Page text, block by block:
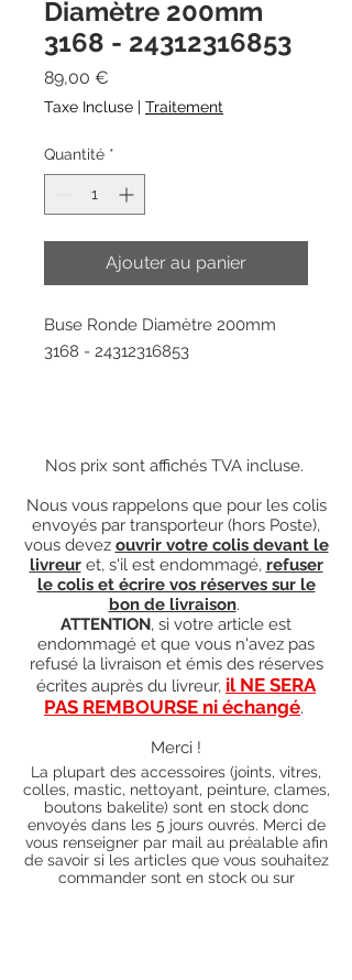
Diamètre 200mm
3168 - 24312316853
89,00 €
Taxe Incluse | Traitement
Quantité *
Ajouter au panier
Buse Ronde Diamètre 200mm
3168 - 24312316853
Nos prix sont affichés TVA incluse.
Nous vous rappelons que pour les colis
envoyés par transporteur (hors Poste),
vous devez ouvrir votre colis devant le
livreuret, s'il est endommagé, refuser
le colis et écrire vos réserves sur le
bon de livraison.
ATTENTION, si votre article est
endommagé et que vous n'avez pas
refusé la livraison et émis des réserves
écrites auprès du livreur, il NE SERA
PAS REMBOURSE ni échangé.
Merci !
La plupart des accessoires (joints, vitres,
colles, mastic, nettoyant, peinture, clames,
boutons bakelite) sont en stock donc
envoyés dans les 5 jours ouvrés. Merci de
vous renseigner par mail au préalable afin
de savoir si les articles que vous souhaitez
commander sont en stock ou sur